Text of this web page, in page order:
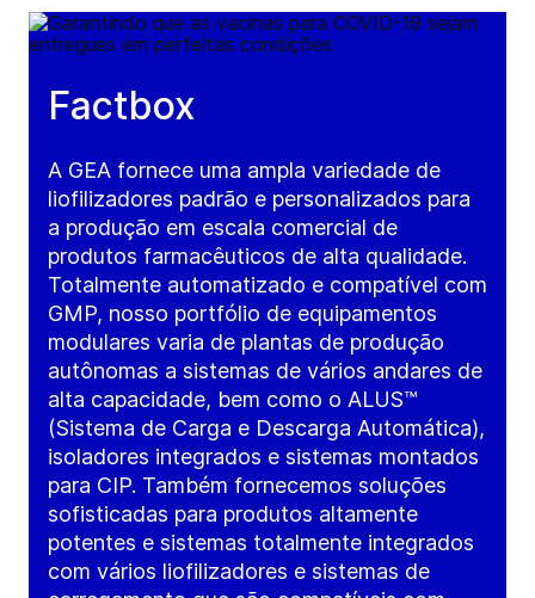
Factbox
A GEA fornece uma ampla variedade de
liofilizadores padrão e personalizados para
a produção em escala comercial de
produtos farmacêuticos de alta qualidade.
Totalmente automatizado e compatível com
GMP, nosso portfólio de equipamentos
modulares varia de plantas de produção
autônomas a sistemas de vários andares de
alta capacidade, bem como o ALUS™
(Sistema de Carga e Descarga Automática),
isoladores integrados e sistemas montados
para CIP. Também fornecemos soluções
sofisticadas para produtos altamente
potentes e sistemas totalmente integrados
com vários liofilizadores e sistemas de